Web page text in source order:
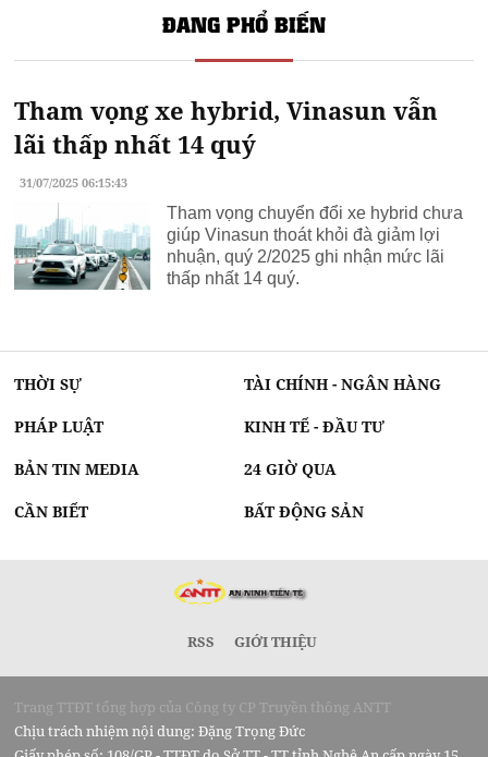
ĐANG PHỔ BIẾN
Tham vọng xe hybrid, Vinasun vẫn
lãi thấp nhất 14 quý
31/07/2025 06:15:43
Tham vọng chuyển đổi xe hybrid chưa
giúp Vinasun thoát khỏi đà giảm lợi
nhuận, quý 2/2025 ghi nhận mức lãi
thấp nhất 14 quý.
THỜI SỰ TÀI CHÍNH - NGÂN HÀNG
PHÁP LUẬT KINH TẾ - ĐẦU TƯ
BẢN TIN MEDIA 24 GIỜ QUA
CẦN BIẾT BẤT ĐỘNG SẢN
RSS GIỚI THIỆU
Trang TTĐT tổng hợp của Công ty CP Truyền thông ANTT
Chịu trách nhiệm nội dung: Đặng Trọng Đức